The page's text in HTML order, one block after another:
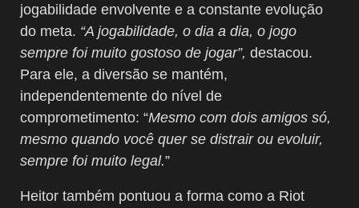
jogabilidade envolvente e a constante evolução
do meta. “A jogabilidade, o dia a dia, o jogo
sempre foi muito gostoso de jogar”, destacou.
Para ele, a diversão se mantém,
independentemente do nível de
comprometimento: “Mesmo com dois amigos só,
mesmo quando você quer se distrair ou evoluir,
sempre foi muito legal.”
Heitor também pontuou a forma como a Riot